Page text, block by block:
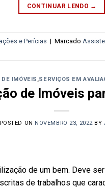
CONTINUAR LENDO →
e Perícias | Marcado
DE IMÓVEIS ,SERVIÇOS EM
de Imóveis
POSTED ON NOVEMBRO 23, 2022BY
de um bem. Deve
de trabalhos que